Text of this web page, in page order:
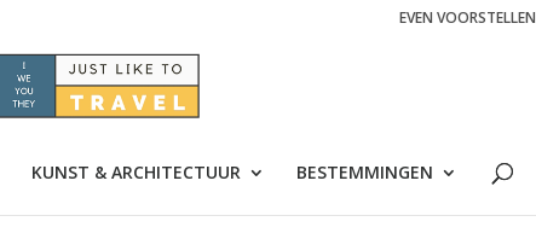
EVEN VOORSTELLEN
KUNST & ARCHITECTUUR BESTEMMINGEN